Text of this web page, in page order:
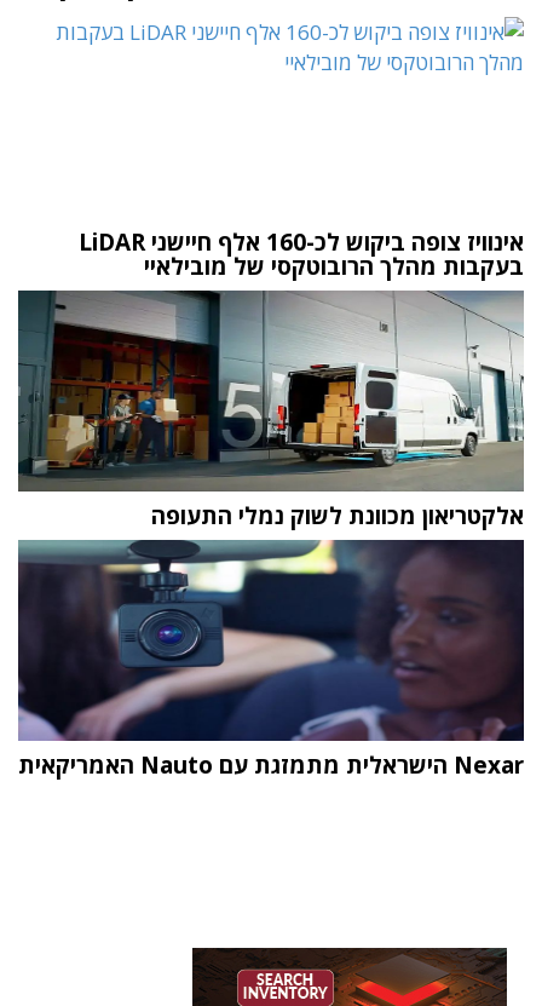
אינוויז צופה ביקוש לכ-160 אלף חיישני LiDAR
בעקבות מהלך הרובוטקסי של מובילאיי
אלקטריאון מכוונת לשוק נמלי התעופה
Nexar הישראלית מתמזגת עם Nauto האמריקאית